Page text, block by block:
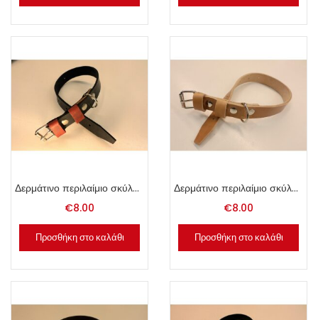
Δερμάτινο περιλαίμιο σκύλου 2.5x50cm μαύρο.
€8.00
Προσθήκη στο καλάθι
Δερμάτινο περιλαίμιο σκύλου 2.5x50cm φυσικό.
€8.00
Προσθήκη στο καλάθι